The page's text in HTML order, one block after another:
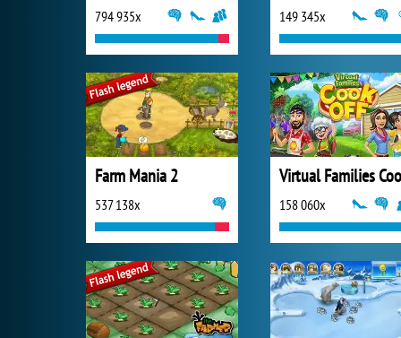
794 935x 149 345x
Farm Mania 2
537 138x 158 060x